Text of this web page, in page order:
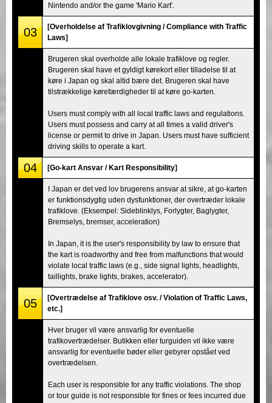
Nintendo and/or the game 'Mario Kart'.
03
[Overholdelse af Trafiklovgivning / Compliance with Traffic
Laws]
Brugeren skal overholde alle lokale trafiklove og regler.
Brugeren skal have et gyldigt kørekort eller tilladelse til at
køre i Japan og skal altid bære det. Brugeren skal have
tilstrækkelige kørefærdigheder til at køre go-karten.
Users must comply with all local traffic laws and regulations.
Users must possess and carry at all times a valid driver's
license or permit to drive in Japan. Users must have sufficient
driving skills to operate a kart.
04 [Go-kart Ansvar / Kart Responsibility]
I Japan er det ved lov brugerens ansvar at sikre, at go-karten
er funktionsdygtig uden dysfunktioner, der overtræder lokale
trafiklove. (Eksempel: Sideblinklys, Forlygter, Baglygter,
Bremselys, bremser, acceleration)
In Japan, it is the user's responsibility by law to ensure that
the kart is roadworthy and free from malfunctions that would
violate local traffic laws (e.g., side signal lights, headlights,
taillights, brake lights, brakes, accelerator).
05
[Overtrædelse af Trafiklove osv. / Violation of Traffic Laws,
etc.]
Hver bruger vil være ansvarlig for eventuelle
trafikovertrædelser. Butikken eller turguiden vil ikke være
ansvarlig for eventuelle bøder eller gebyrer opstået ved
overtrædelsen.
Each user is responsible for any traffic violations. The shop
or tour guide is not responsible for fines or fees incurred due